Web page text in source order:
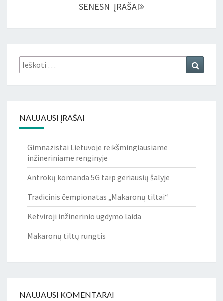
SENESNI ĮRAŠAI
Ieškoti:
NAUJAUSI ĮRAŠAI
Gimnazistai Lietuvoje reikšmingiausiame
inžineriniame renginyje
Antrokų komanda 5G tarp geriausių šalyje
Tradicinis čempionatas „Makaronų tiltai“
Ketviroji inžinerinio ugdymo laida
Makaronų tiltų rungtis
NAUJAUSI KOMENTARAI